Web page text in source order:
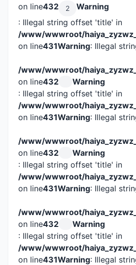
on line432 2
Warning
: Illegal string offset 'title' in
/www/wwwroot/
on line431Warning: Illegal
/www/wwwroot/
on line432
Warning
: Illegal string offset 'title' in
/www/wwwroot/
on line431Warning: Illegal
/www/wwwroot/
on line432
Warning
: Illegal string offset 'title' in
/www/wwwroot/
on line431Warning: Illegal
/www/wwwroot/
on line432
Warning
: Illegal string offset 'title' in
/www/wwwroot/
on line431Warning: Illegal